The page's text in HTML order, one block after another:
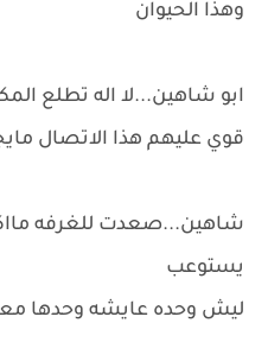
وهذا الحيوان
ابو شاهين...لا اله تطلع
قوي عليهم هذا الاتصال
شاهين...صعدت للغرفه
يستوعب
ليش وحده عايشه وحدها